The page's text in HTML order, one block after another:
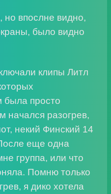
но впослне видно,
было видно
клипы Литл
была просто
начался разогрев,
некий Финский 14
еще одна
группа, или что
Помню только
я дико хотела